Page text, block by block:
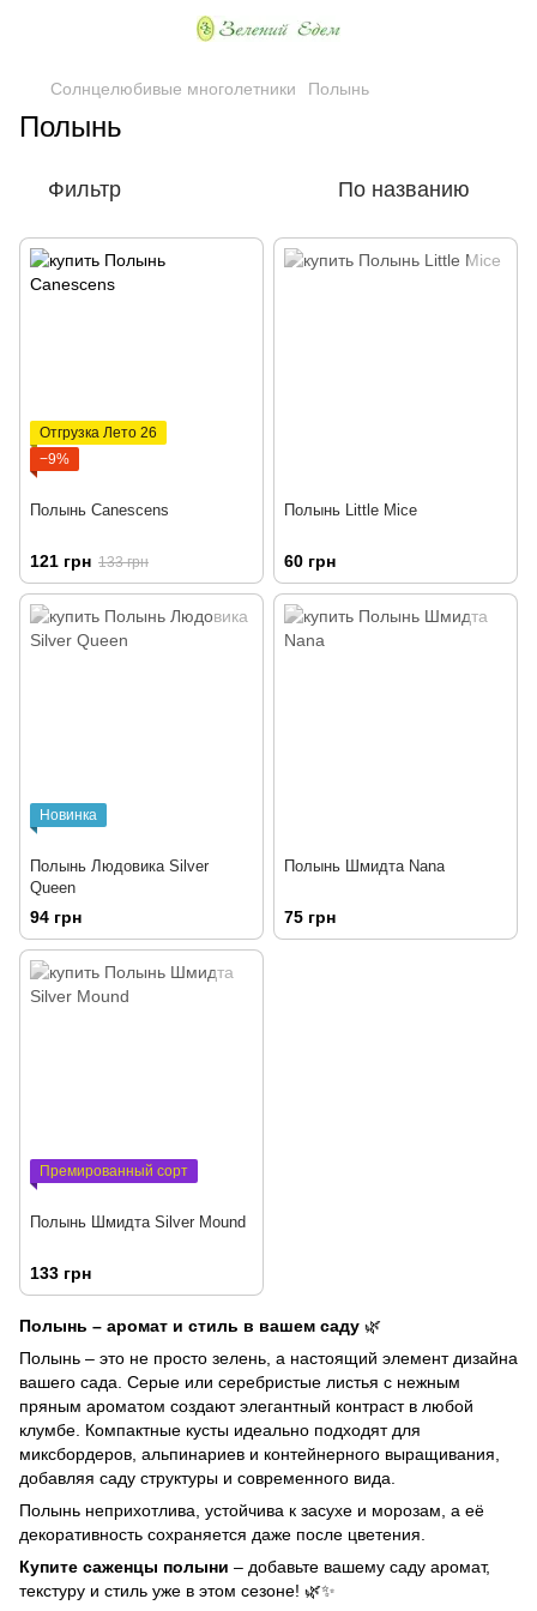
Солнцелюбивые многолетники Полынь
Полынь
Фильтр По названию
Отгрузка Лето 26
−9%
Полынь Canescens
121 грн 133 грн
Полынь Little Mice
60 грн
Новинка
Полынь Людовика Silver
Queen
94 грн
Полынь Шмидта Nana
75 грн
Премированный сорт
Полынь Шмидта Silver Mound
133 грн
Полынь – аромат и стиль в вашем саду 🌿
Полынь – это не просто зелень, а настоящий элемент дизайна
вашего сада. Серые или серебристые листья с нежным
пряным ароматом создают элегантный контраст в любой
клумбе. Компактные кусты идеально подходят для
миксбордеров, альпинариев и контейнерного выращивания,
добавляя саду структуры и современного вида.
Полынь неприхотлива, устойчива к засухе и морозам, а её
декоративность сохраняется даже после цветения.
Купите саженцы полыни – добавьте вашему саду аромат,
текстуру и стиль уже в этом сезоне! 🌿✨